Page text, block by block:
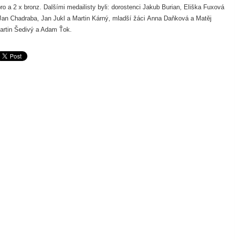
a 2 x bronz. Dalšími medailisty byli: dorostenci Jakub Burian, Eliška Fuxová
Chadraba, Jan Jukl a Martin Kárný, mladší žáci Anna Daňková a Matěj
Šedivý a Adam Ťok.